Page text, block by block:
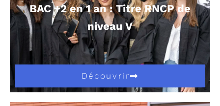
BAC +2 en 1 an : Titre RNCP de
niveau V
Découvrir